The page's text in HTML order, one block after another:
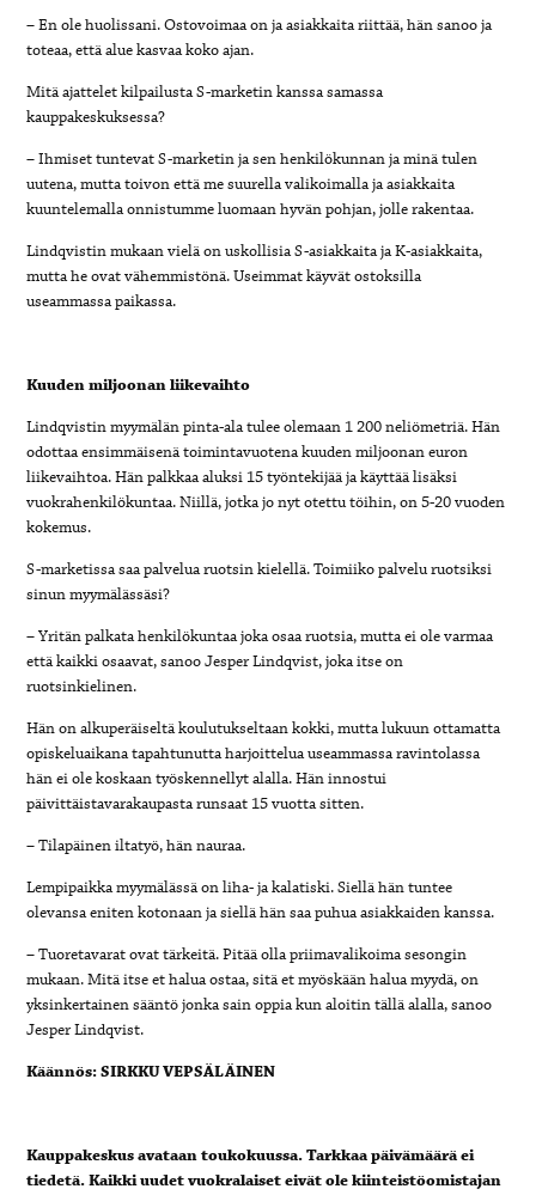
–En ole huolissani. Ostovoimaa on ja asiakkaita riittää, hän sanoo ja
toteaa, että alue kasvaa koko ajan.
Mitä ajattelet kilpailusta S-marketin kanssa samassa
kauppakeskuksessa?
– Ihmiset tuntevat S-marketin ja sen henkilökunnan ja minä tulen
uutena, mutta toivon että me suurella valikoimalla ja asiakkaita
kuuntelemalla onnistumme luomaan hyvän pohjan, jolle rakentaa.
Lindqvistin mukaan vielä on uskollisia S-asiakkaita ja K-asiakkaita,
mutta he ovat vähemmistönä. Useimmat käyvät ostoksilla
useammassa paikassa.
Kuuden miljoonan liikevaihto
Lindqvistin myymälän pinta-ala tulee olemaan 1 200 neliömetriä. Hän
odottaa ensimmäisenä toimintavuotena kuuden miljoonan euron
liikevaihtoa. Hän palkkaa aluksi 15 työntekijää ja käyttää lisäksi
vuokrahenkilökuntaa. Niillä, jotka jo nyt otettu töihin, on 5-20 vuoden
kokemus.
S-marketissa saa palvelua ruotsin kielellä. Toimiiko palvelu ruotsiksi
sinun myymälässäsi?
–Yritän palkata henkilökuntaa joka osaa ruotsia, mutta ei ole varmaa
että kaikki osaavat, sanoo Jesper Lindqvist, joka itse on
ruotsinkielinen.
Hän on alkuperäiseltä koulutukseltaan kokki, mutta lukuun ottamatta
opiskeluaikana tapahtunutta harjoittelua useammassa ravintolassa
hän ei ole koskaan työskennellyt alalla. Hän innostui
päivittäistavarakaupasta runsaat 15 vuotta sitten.
–Tilapäinen iltatyö, hän nauraa.
Lempipaikka myymälässä on liha- ja kalatiski. Siellä hän tuntee
olevansa eniten kotonaan ja siellä hän saa puhua asiakkaiden kanssa.
–Tuoretavarat ovat tärkeitä. Pitää olla priimavalikoima sesongin
mukaan. Mitä itse et halua ostaa, sitä et myöskään halua myydä, on
yksinkertainen sääntö jonka sain oppia kun aloitin tällä alalla, sanoo
Jesper Lindqvist.
Käännös: SIRKKU VEPSÄLÄINEN
Kauppakeskus avataan toukokuussa. Tarkkaa päivämäärä ei
tiedetä. Kaikki uudet vuokralaiset eivät ole kiinteistöomistajan